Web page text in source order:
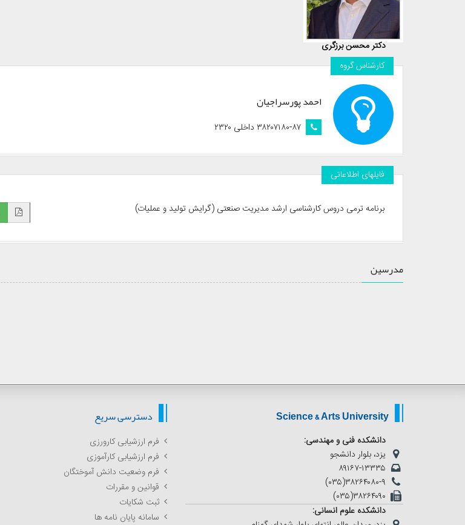
دکتر محسن برزگری
کارشناس گروه
احمد پورسراجیان
۳۸۲۰۷۱۸۰-۸۷ داخلی ۲۳۲۰
فایلهای اطلاعاتی
برنامه ترمی دروس کارشناسی ارشد مدیریت صنعتی (گرایش تولید و عملیات)
مدرسین
Science & Arts University
دانشکده فنی و مهندسی:
یزد، بلوار دانشجو
۸۹۱۶۷-۱۳۳۳۵
(۰۳۵)۳۸۲۶۴۰۸۰-۹
(۰۳۵)۳۸۲۶۴۰۹۰
دانشکده علوم انسانی:
دسترسی سریع
فرم ارزشیابی کارورزی
فرم ارزشیابی کارآموزی
فرم وضعیت دانش آموختگان
قوانین و مقررات
ثبت شکایات
سامانه پایان نامه ها